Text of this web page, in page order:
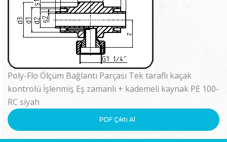
Poly-Flo Ölçüm Bağlantı Parçası Tek taraflı kaçak
kontrolü İşlenmiş Eş zamanlı + kademeli kaynak PE 100-
RC siyah
PDF Çıktı Al
Kaynak Teknolojisi